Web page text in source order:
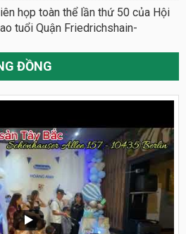
họp toàn thể lần thứ 50 của Hội
tuổi Quận Friedrichshain-
ĐỒNG